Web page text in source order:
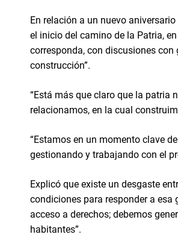
En relación a un nuevo
el inicio del camino de la Patria,
corresponda, con discusiones
construcción”.
“Está más que claro que la patria
relacionamos, en la cual
“Estamos en un momento clave
gestionando y trabajando con el
Explicó que existe un desgaste
condiciones para responder a esa
acceso a derechos; debemos
habitantes”.